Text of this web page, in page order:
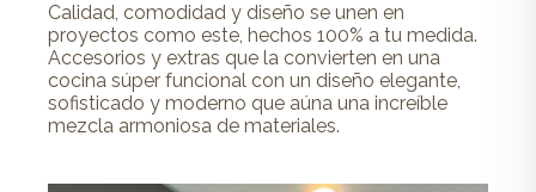
Calidad, comodidad y diseño se unen en
proyectos como este, hechos 100% a tu medida.
Accesorios y extras que la convierten en una
cocina súper funcional con un diseño elegante,
sofisticado y moderno que aúna una increíble
mezcla armoniosa de materiales.